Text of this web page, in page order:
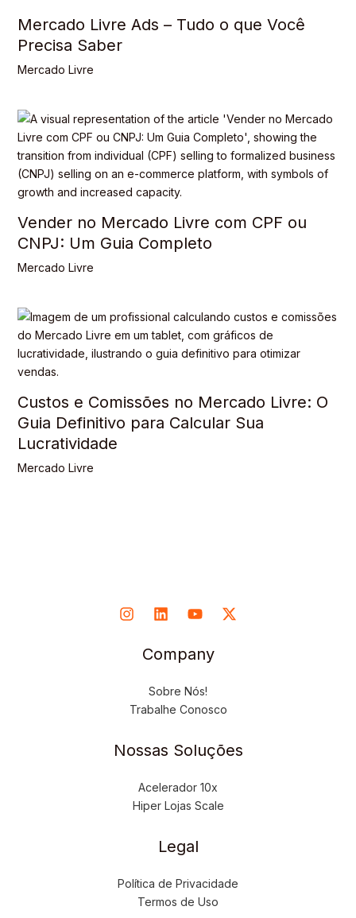
Mercado Livre Ads – Tudo o que Você
Precisa Saber
Mercado Livre
Vender no Mercado Livre com CPF ou
CNPJ: Um Guia Completo
Mercado Livre
Custos e Comissões no Mercado Livre: O
Guia Definitivo para Calcular Sua
Lucratividade
Mercado Livre
Company
Sobre Nós!
Trabalhe Conosco
Nossas Soluções
Acelerador 10x
Hiper Lojas Scale
Legal
Política de Privacidade
Termos de Uso